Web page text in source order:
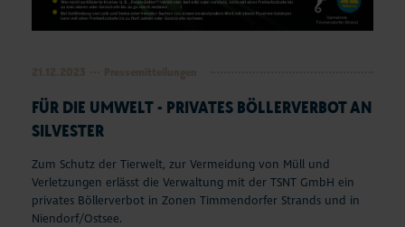
Strand
Webcams & Wetter
Aktuelles
FÜR DIE UMWELT - PRIVATES BÖLLERVERBOT AN
SILVESTER
Zum Schutz der Tierwelt, zur Vermeidung von Müll und
Verletzungen erlässt die Verwaltung mit der TSNT GmbH ein
privates Böllerverbot in Zonen Timmendorfer Strands und in
Niendorf/Ostsee.